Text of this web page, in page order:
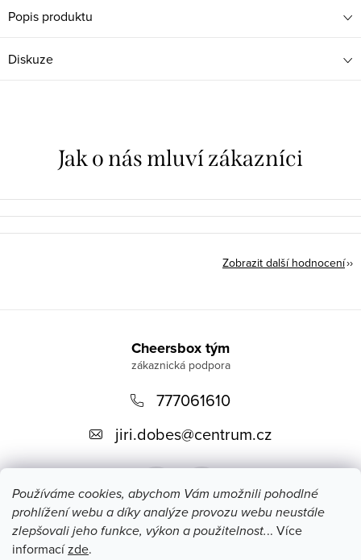
Používáme cookies, abychom Vám umožnili pohodlné
prohlížení webu a díky analýze provozu webu neustále
zlepšovali jeho funkce, výkon a použitelnost... Více
informacízde.
Popis produktu
Diskuze
Zobrazit další hodnocení
Mohlo by vás zajímat
Cheersbox tým
777061610
jiri.dobes@centrum.cz